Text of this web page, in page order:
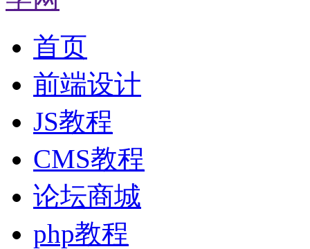
首页
前端设计
JS教程
CMS教程
论坛商城
php教程